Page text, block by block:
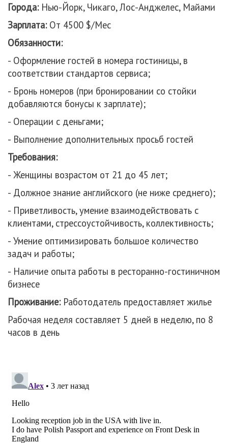
Города:Нью-Йорк, Чикаго, Лос-Анджелес, Майами
Зарплата:От 4500 $/Мес
Обязанности:
- Оформление гостей в номера гостиницы, в
соответствии стандартов сервиса;
- Бронь номеров (при бронировании со стойки
добавляются бонусы к зарплате);
- Операции с деньгами;
- Выполнение дополнительных просьб гостей
Требования:
- Женщины возрастом от 21 до 45 лет;
- Должное знание английского (не ниже среднего);
- Приветливость, умение взаимодействовать с
клиентами, стрессоустойчивость, коллективность;
- Умение оптимизировать большое количество
задач и работы;
- Наличие опыта работы в ресторанно-гостиничном
бизнесе
Проживание:Работодатель предоставляет жилье
Рабочая неделя составляет 5 дней в неделю, по 8
часов в день